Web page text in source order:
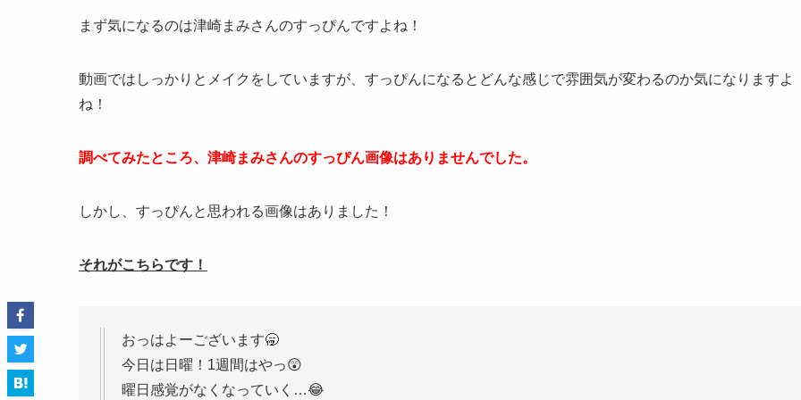
まず気になるのは津崎まみさんのすっぴんですよね！
動画ではしっかりとメイクをしていますが、すっぴんになるとどんな感じで雰囲気が変わるのか気になりますよ
ね！
調べてみたところ、津崎まみさんのすっぴん画像はありませんでした。
しかし、すっぴんと思われる画像はありました！
それがこちらです！
おっはよーございます🥱
今日は日曜！1週間はやっ😲
曜日感覚がなくなっていく…😂